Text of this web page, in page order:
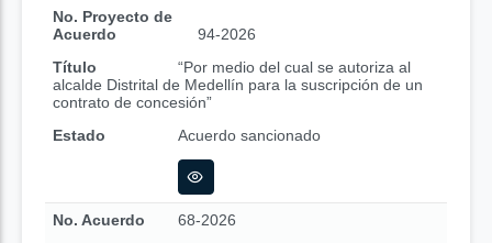
No. Proyecto de
Acuerdo
94-2026
Título
“Por medio del cual se autoriza al
alcalde Distrital de Medellín para la suscripción de un
contrato de concesión”
Estado
Acuerdo sancionado
No. Acuerdo
68-2026